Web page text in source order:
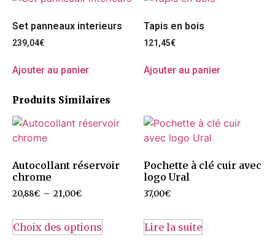
Set panneaux interieurs
239,04€
Ajouter au panier
Tapis en bois
121,45€
Ajouter au panier
Produits Similaires
Autocollant réservoir
chrome
20,88€ – 21,00€
Choix des options
Pochette à clé cuir avec
logo Ural
37,00€
Lire la suite